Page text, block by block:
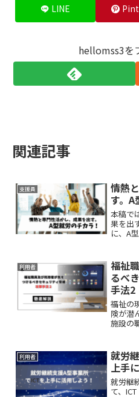
LINE
hellomss3を
関連記事
支援員
情熱
す。A
本稿で
果を出
に、A
的な視
利用者
福祉
るべ
手法2
福祉の
険が潜
施設の
攻撃」
す。
利用者
就労
上手
就労継
て、